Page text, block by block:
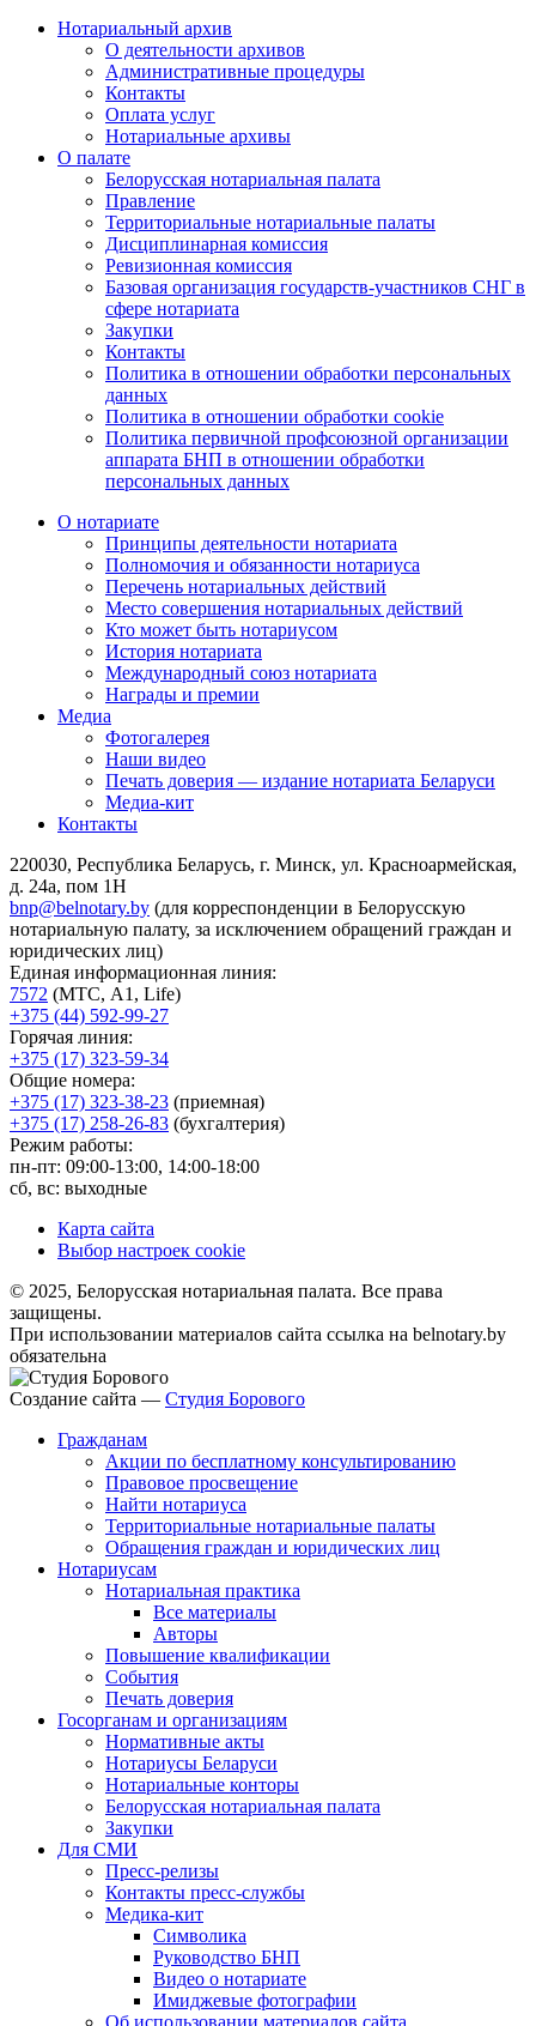
Нотариальный архив
О деятельности архивов
Административные процедуры
Контакты
Оплата услуг
Нотариальные архивы
О палате
Белорусская нотариальная палата
Правление
Территориальные нотариальные палаты
Дисциплинарная комиссия
Ревизионная комиссия
Базовая организация государств-участников СНГ в
сфере нотариата
Закупки
Контакты
Политика в отношении обработки персональных
данных
Политика в отношении обработки cookie
Политика первичной профсоюзной организации
аппарата БНП в отношении обработки
персональных данных
О нотариате
Принципы деятельности нотариата
Полномочия и обязанности нотариуса
Перечень нотариальных действий
Место совершения нотариальных действий
Кто может быть нотариусом
История нотариата
Международный союз нотариата
Награды и премии
Медиа
Фотогалерея
Наши видео
Печать доверия — издание нотариата Беларуси
Медиа-кит
Контакты
220030, Республика Беларусь, г. Минск, ул. Красноармейская,
д. 24а, пом 1Н
bnp@belnotary.by (для корреспонденции в Белорусскую
нотариальную палату, за исключением обращений граждан и
юридических лиц)
Единая информационная линия:
7572 (МТС, A1, Life)
+375 (44) 592-99-27
Горячая линия:
+375 (17) 323-59-34
Общие номера:
+375 (17) 323-38-23 (приемная)
+375 (17) 258-26-83 (бухгалтерия)
Режим работы:
пн-пт: 09:00-13:00, 14:00-18:00
сб, вс: выходные
Карта сайта
Выбор настроек cookie
© 2025, Белорусская нотариальная палата. Все права
защищены.
При использовании материалов сайта ссылка на belnotary.by
обязательна
Создание сайта — Студия Борового
Гражданам
Акции по бесплатному консультированию
Правовое просвещение
Найти нотариуса
Территориальные нотариальные палаты
Обращения граждан и юридических лиц
Нотариусам
Нотариальная практика
Все материалы
Авторы
Повышение квалификации
События
Печать доверия
Госорганам и организациям
Нормативные акты
Нотариусы Беларуси
Нотариальные конторы
Белорусская нотариальная палата
Закупки
Для СМИ
Пресс-релизы
Контакты пресс-службы
Медика-кит
Символика
Руководство БНП
Видео о нотариате
Имиджевые фотографии